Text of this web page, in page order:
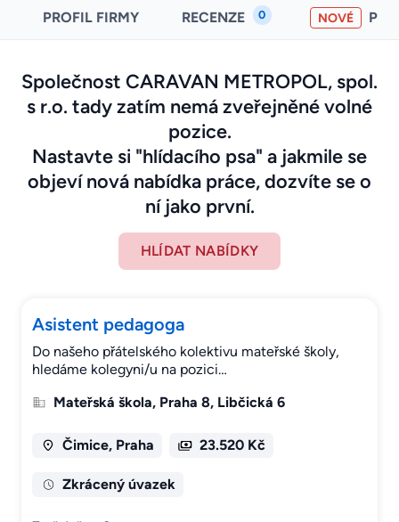
PROFIL FIRMY RECENZE 0 NOVÉ
Společnost CARAVAN METROPOL, spol.
s r.o. tady zatím nemá zveřejněné volné
pozice.
Nastavte si "hlídacího psa" a jakmile se
objeví nová nabídka práce, dozvíte se o
ní jako první.
HLÍDAT NABÍDKY
Asistent pedagoga
Do našeho přátelského kolektivu mateřské školy,
hledáme kolegyni/u na pozici…
Mateřská škola, Praha 8, Libčická 6
Čimice, Praha 23.520 Kč
Zkrácený úvazek